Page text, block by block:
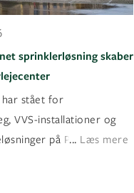
sprinklerløsning skaber
har stået for
VVS-installationer og
på Plejecente
... Læs mere